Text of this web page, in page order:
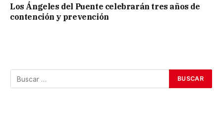
Los Ángeles del Puente celebrarán tres años de
contención y prevención